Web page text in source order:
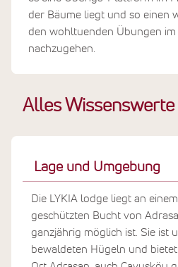
Alles Wissenswerte
Lage und Umgebung
Die LYKIA lodge liegt an
geschützten Bucht von
ganzjährig möglich ist. Sie ist
bewaldeten Hügeln und
der Bäume liegt und so einen
den wohltuenden Übungen
nachzugehen.